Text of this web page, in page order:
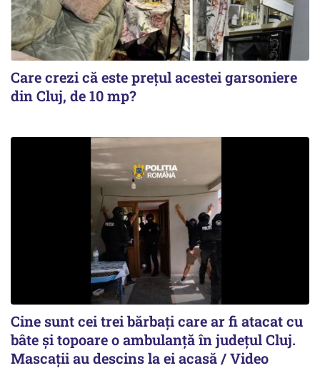
Care crezi că este prețul acestei garsoniere
din Cluj, de 10 mp?
Cine sunt cei trei bărbați care ar fi atacat cu
bâte și topoare o ambulanță în județul Cluj.
Mascații au descins la ei acasă / Video